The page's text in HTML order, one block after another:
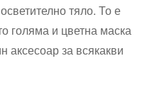
тяло. То е
голяма и цветна маска
аксесоар за всякакви